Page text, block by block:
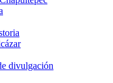
divulgación